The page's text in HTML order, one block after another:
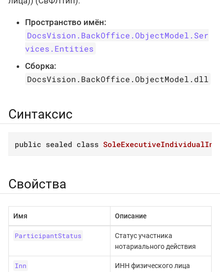
Пространство имён:
DocsVision.BackOffice.ObjectModel.Ser
vices.Entities
Сборка:
DocsVision.BackOffice.ObjectModel.dll
Синтаксис
public sealed class
Свойства
Имя Описание
ParticipantStatus
Статус участника
нотариального действия
Inn ИНН физического лица